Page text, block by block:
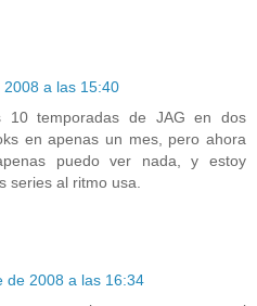
a las 15:40
10 temporadas de JAG en dos
en apenas un mes, pero ahora
puedo ver nada, y estoy
series al ritmo usa.
de 2008 a las 16:34